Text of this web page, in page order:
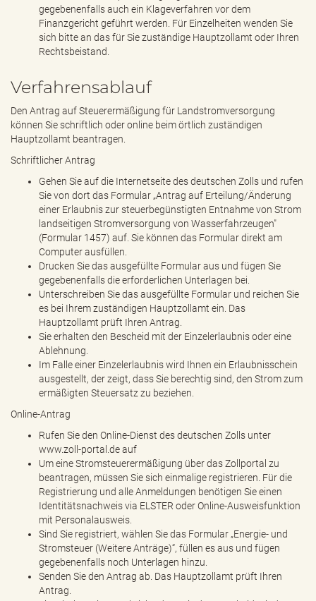
gegebenenfalls auch ein Klageverfahren vor dem
Finanzgericht geführt werden. Für Einzelheiten wenden Sie
sich bitte an das für Sie zuständige Hauptzollamt oder Ihren
Rechtsbeistand.
Verfahrensablauf
Den Antrag auf Steuerermäßigung für Landstromversorgung
können Sie schriftlich oder online beim örtlich zuständigen
Hauptzollamt beantragen.
Schriftlicher Antrag
Gehen Sie auf die Internetseite des deutschen Zolls und rufen
Sie von dort das Formular „Antrag auf Erteilung/Änderung
einer Erlaubnis zur steuerbegünstigten Entnahme von Strom
landseitigen Stromversorgung von Wasserfahrzeugen"
(Formular 1457) auf. Sie können das Formular direkt am
Computer ausfüllen.
Drucken Sie das ausgefüllte Formular aus und fügen Sie
gegebenenfalls die erforderlichen Unterlagen bei.
Unterschreiben Sie das ausgefüllte Formular und reichen Sie
es bei Ihrem zuständigen Hauptzollamt ein. Das
Hauptzollamt prüft Ihren Antrag.
Sie erhalten den Bescheid mit der Einzelerlaubnis oder eine
Ablehnung.
Im Falle einer Einzelerlaubnis wird Ihnen ein Erlaubnisschein
ausgestellt, der zeigt, dass Sie berechtig sind, den Strom zum
ermäßigten Steuersatz zu beziehen.
Online-Antrag
Rufen Sie den Online-Dienst des deutschen Zolls unter
www.zoll-portal.de auf
Um eine Stromsteuerermäßigung über das Zollportal zu
beantragen, müssen Sie sich einmalige registrieren. Für die
Registrierung und alle Anmeldungen benötigen Sie einen
Identitätsnachweis via ELSTER oder Online-Ausweisfunktion
mit Personalausweis.
Sind Sie registriert, wählen Sie das Formular „Energie- und
Stromsteuer (Weitere Anträge)“, füllen es aus und fügen
gegebenenfalls noch Unterlagen hinzu.
Senden Sie den Antrag ab. Das Hauptzollamt prüft Ihren
Antrag.